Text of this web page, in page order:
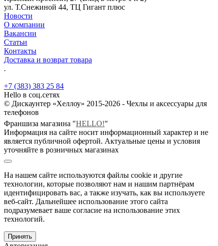
ул. Т.Снежиной 44, ТЦ Гигант плюс
Новости
О компании
Вакансии
Статьи
Контакты
Доставка и возврат товара
.
+7 (383) 383 25 84
Hello в соц.сетях
© Дискаунтер «Хеллоу» 2015-2026 - Чехлы и аксессуары для
телефонов
Франшиза магазина "HELLO!"
Информация на сайте носит информационный характер и не
является публичной офертой. Актуальные цены и условия
уточняйте в розничных магазинах
На нашем сайте используются файлы cookie и другие
технологии, которые позволяют нам и нашим партнёрам
идентифицировать вас, а также изучать, как вы используете
веб-сайт. Дальнейшее использование этого сайта
подразумевает ваше согласие на использование этих
технологий.
Принять